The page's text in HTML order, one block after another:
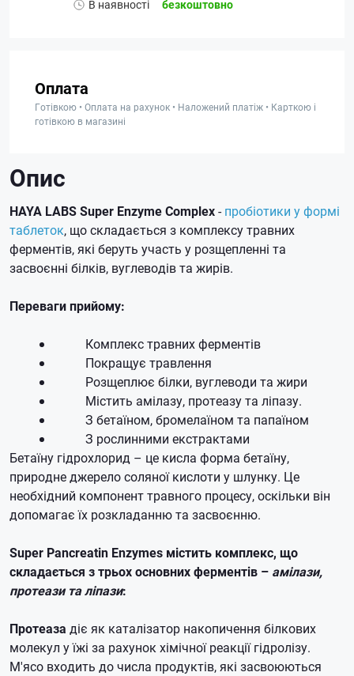
В наявності безкоштовно
Оплата
Готівкою • Оплата на рахунок • Наложений платіж • Карткою і
готівкою в магазині
Опис
HAYA LABS Super Enzyme Complex-пробіотики у формі
таблеток, що складається з комплексу травних
ферментів, які беруть участь у розщепленні та
засвоєнні білків, вуглеводів та жирів.
Переваги прийому:
Комплекс травних ферментів
Покращує травлення
Розщеплює білки, вуглеводи та жири
Містить амілазу, протеазу та ліпазу.
З бетаїном, бромелаїном та папаїном
З рослинними екстрактами
Бетаїну гідрохлорид – це кисла форма бетаїну,
природне джерело соляної кислоти у шлунку. Це
необхідний компонент травного процесу, оскільки він
допомагає їх розкладанню та засвоєнню.
Super Pancreatin Enzymes містить комплекс, що
складається з трьох основних ферментів – амілази,
протеази та ліпази:
Протеаза діє як каталізатор накопичення білкових
молекул у їжі за рахунок хімічної реакції гідролізу.
М'ясо входить до числа продуктів, які засвоюються